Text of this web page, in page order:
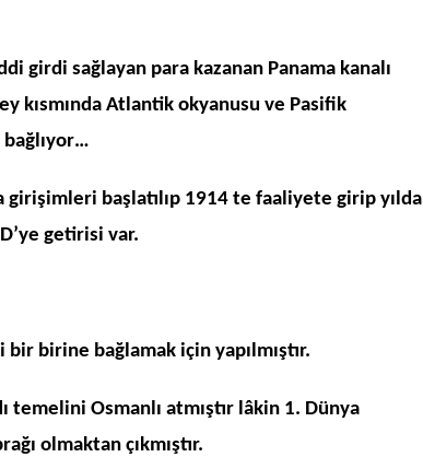
girdi sağlayan para kazanan Panama kanalı
kısmında Atlantik okyanusu ve Pasifik
girişimleri başlatılıp 1914 te faaliyete girip yılda
getirisi var.
bir birine bağlamak için yapılmıştır.
temelini Osmanlı atmıştır lâkin 1. Dünya
olmaktan çıkmıştır.